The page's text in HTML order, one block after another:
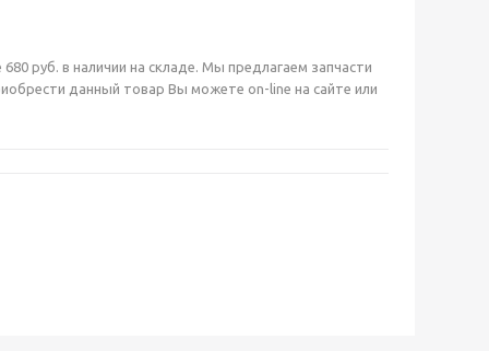
руб. в наличии на складе. Мы предлагаем запчасти
данный товар Вы можете on-line на сайте или